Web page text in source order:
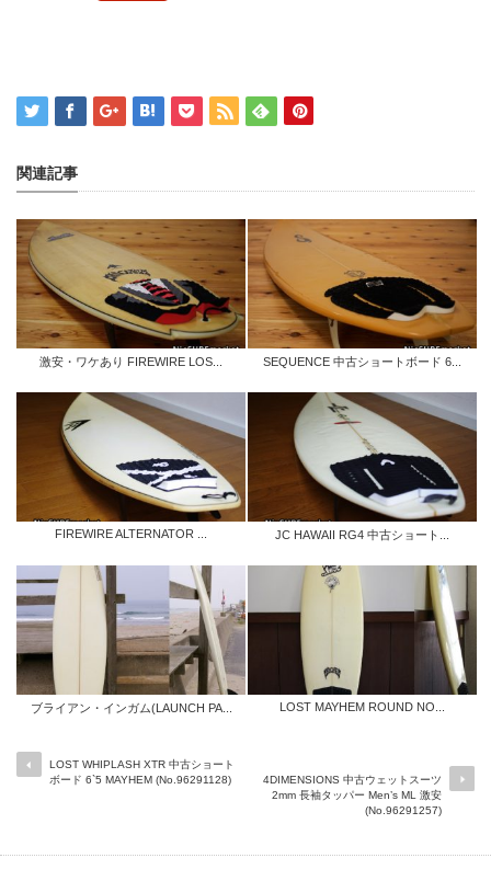
関連記事
激安・ワケあり FIREWIRE LOS... SEQUENCE 中古ショートボード 6...
FIREWIRE ALTERNATOR ... JC HAWAII RG4 中古ショート...
ブライアン・インガム(LAUNCH PA... LOST MAYHEM ROUND NO...
LOST WHIPLASH XTR 中古ショート
ボード 6`5 MAYHEM (No.96291128)
4DIMENSIONS 中古ウェットスーツ
2mm 長袖タッパー Men’s ML 激安
(No.96291257)